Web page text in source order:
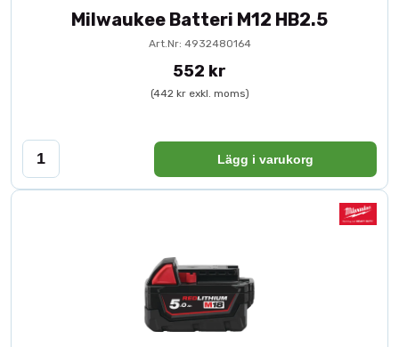
Milwaukee Batteri M12 HB2.5
Art.Nr: 4932480164
552 kr
(442 kr exkl. moms)
Lägg i varukorg